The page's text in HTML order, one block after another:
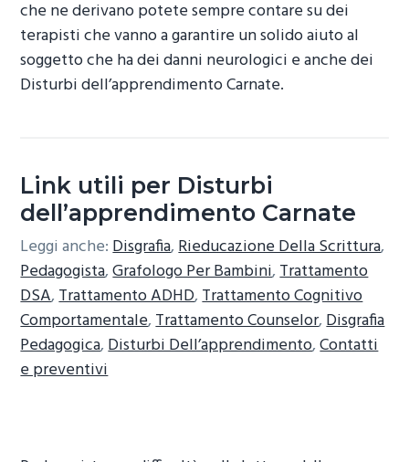
che ne derivano potete sempre contare su dei
terapisti che vanno a garantire un solido aiuto al
soggetto che ha dei danni neurologici e anche dei
Disturbi dell’apprendimento Carnate.
Link utili per Disturbi
dell’apprendimento Carnate
Leggi anche:Disgrafia,Rieducazione Della Scrittura,
Pedagogista,Grafologo Per Bambini,Trattamento
DSA,Trattamento ADHD,Trattamento Cognitivo
Comportamentale,Trattamento Counselor,Disgrafia
Pedagogica,Disturbi Dell’apprendimento,Contatti
e preventivi